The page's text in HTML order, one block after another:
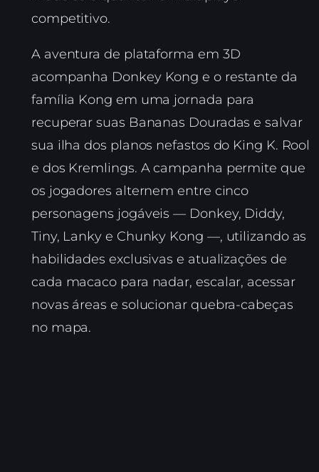
competitivo.
A aventura de plataforma em 3D
acompanha Donkey Kong e o restante da
família Kong em uma jornada para
recuperar suas Bananas Douradas e salvar
sua ilha dos planos nefastos do King K. Rool
e dos Kremlings. A campanha permite que
os jogadores alternem entre cinco
personagens jogáveis — Donkey, Diddy,
Tiny, Lanky e Chunky Kong —, utilizando as
habilidades exclusivas e atualizações de
cada macaco para nadar, escalar, acessar
novas áreas e solucionar quebra-cabeças
no mapa.